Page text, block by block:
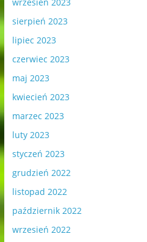
wrzesień 2023
sierpień 2023
lipiec 2023
czerwiec 2023
maj 2023
kwiecień 2023
marzec 2023
luty 2023
styczeń 2023
grudzień 2022
listopad 2022
październik 2022
wrzesień 2022